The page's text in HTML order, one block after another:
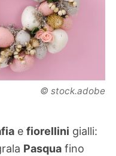
© stock.adobe
e fiorellini gialli:
Pasqua fino